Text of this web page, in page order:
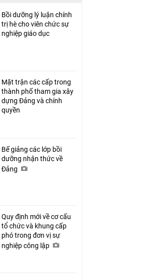
Bồi dưỡng lý luận chính
trị hè cho viên chức sự
nghiệp giáo dục
Mặt trận các cấp trong
thành phố tham gia xây
dựng Đảng và chính
quyền
Bế giảng các lớp bồi
dưỡng nhận thức về
Đảng
Quy định mới về cơ cấu
tổ chức và khung cấp
phó trong đơn vị sự
nghiệp công lập